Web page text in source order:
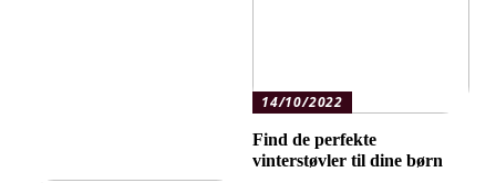
14/10/2022
Find de perfekte
vinterstøvler til dine børn